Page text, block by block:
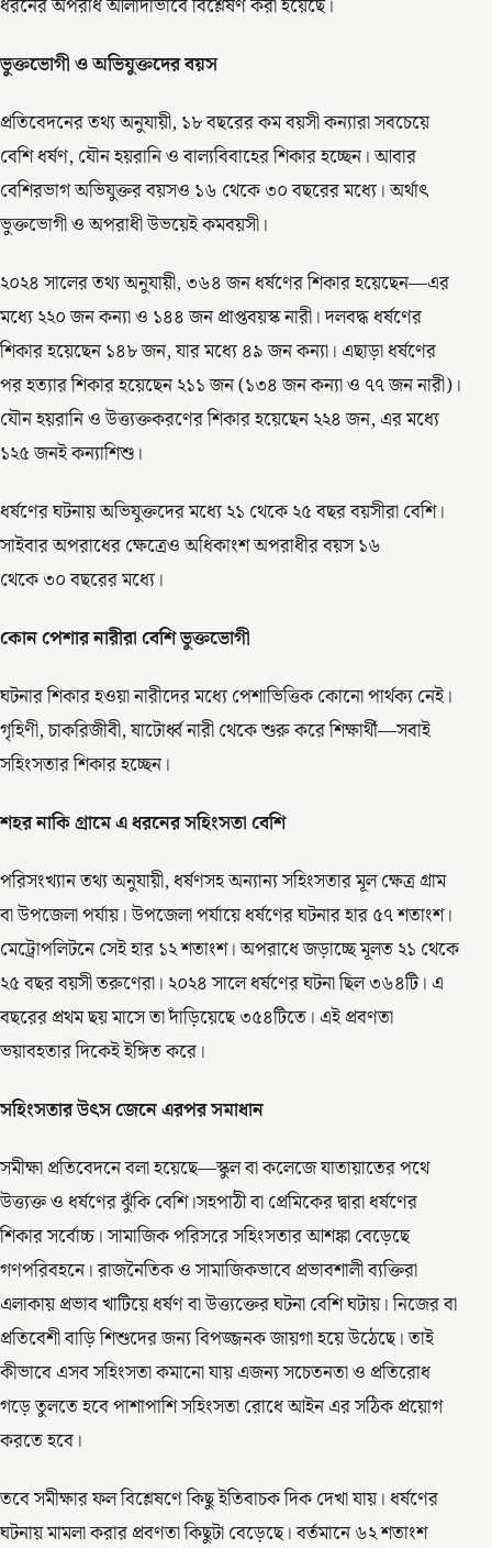
ধরনের অপরাধ আলাদাভাবে বিশ্লেষণ করা হয়েছে।
ভুক্তভোগী ও অভিযুক্তদের বয়স
প্রতিবেদনের তথ্য অনুযায়ী, ১৮ বছরের কম বয়সী কন্যারা সবচেয়ে
বেশি ধর্ষণ, যৌন হয়রানি ও বাল্যবিবাহের শিকার হচ্ছেন। আবার
বেশিরভাগ অভিযুক্তর বয়সও ১৬ থেকে ৩০ বছরের মধ্যে। অর্থাৎ
ভুক্তভোগী ও অপরাধী উভয়েই কমবয়সী।
২০২৪ সালের তথ্য অনুযায়ী, ৩৬৪ জন ধর্ষণের শিকার হয়েছেন—এর
মধ্যে ২২০ জন কন্যা ও ১৪৪ জন প্রাপ্তবয়স্ক নারী। দলবদ্ধ ধর্ষণের
শিকার হয়েছেন ১৪৮ জন, যার মধ্যে ৪৯ জন কন্যা। এছাড়া ধর্ষণের
পর হত্যার শিকার হয়েছেন ২১১ জন (১৩৪ জন কন্যা ও ৭৭ জন নারী)।
যৌন হয়রানি ও উত্ত্যক্তকরণের শিকার হয়েছেন ২২৪ জন, এর মধ্যে
১২৫ জনই কন্যাশিশু।
ধর্ষণের ঘটনায় অভিযুক্তদের মধ্যে ২১ থেকে ২৫ বছর বয়সীরা বেশি।
সাইবার অপরাধের ক্ষেত্রেও অধিকাংশ অপরাধীর বয়স ১৬
থেকে ৩০ বছরের মধ্যে।
কোন পেশার নারীরা বেশি ভুক্তভোগী
ঘটনার শিকার হওয়া নারীদের মধ্যে পেশাভিত্তিক কোনো পার্থক্য নেই।
গৃহিণী, চাকরিজীবী, ষাটোর্ধ্ব নারী থেকে শুরু করে শিক্ষার্থী—সবাই
সহিংসতার শিকার হচ্ছেন।
শহর নাকি গ্রামে এ ধরনের সহিংসতা বেশি
পরিসংখ্যান তথ্য অনুযায়ী, ধর্ষণসহ অন্যান্য সহিংসতার মূল ক্ষেত্র গ্রাম
বা উপজেলা পর্যায়। উপজেলা পর্যায়ে ধর্ষণের ঘটনার হার ৫৭ শতাংশ।
মেট্রোপলিটনে সেই হার ১২ শতাংশ। অপরাধে জড়াচ্ছে মূলত ২১ থেকে
২৫ বছর বয়সী তরুণেরা। ২০২৪ সালে ধর্ষণের ঘটনা ছিল ৩৬৪টি। এ
বছরের প্রথম ছয় মাসে তা দাঁড়িয়েছে ৩৫৪টিতে। এই প্রবণতা
ভয়াবহতার দিকেই ইঙ্গিত করে।
সহিংসতার উৎস জেনে এরপর সমাধান
সমীক্ষা প্রতিবেদনে বলা হয়েছে—স্কুল বা কলেজে যাতায়াতের পথে
উত্ত্যক্ত ও ধর্ষণের ঝুঁকি বেশি।সহপাঠী বা প্রেমিকের দ্বারা ধর্ষণের
শিকার সর্বোচ্চ। সামাজিক পরিসরে সহিংসতার আশঙ্কা বেড়েছে
গণপরিবহনে। রাজনৈতিক ও সামাজিকভাবে প্রভাবশালী ব্যক্তিরা
এলাকায় প্রভাব খাটিয়ে ধর্ষণ বা উত্ত্যক্তের ঘটনা বেশি ঘটায়। নিজের বা
প্রতিবেশী বাড়ি শিশুদের জন্য বিপজ্জনক জায়গা হয়ে উঠেছে। তাই
কীভাবে এসব সহিংসতা কমানো যায় এজন্য সচেতনতা ও প্রতিরোধ
গড়ে তুলতে হবে পাশাপাশি সহিংসতা রোধে আইন এর সঠিক প্রয়োগ
করতে হবে।
তবে সমীক্ষার ফল বিশ্লেষণে কিছু ইতিবাচক দিক দেখা যায়। ধর্ষণের
ঘটনায় মামলা করার প্রবণতা কিছুটা বেড়েছে। বর্তমানে ৬২ শতাংশ